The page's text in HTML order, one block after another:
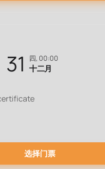
31 四, 00:00
十二月
选择门票